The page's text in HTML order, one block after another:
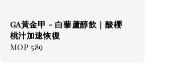
GA黃金甲 - 白藜蘆醇飲｜酸櫻
桃汁加速恢復
Regular
MOP 589